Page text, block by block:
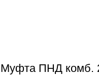
Муфта ПНД комб.